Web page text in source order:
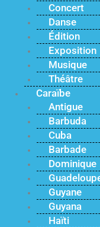
Concert
Danse
Édition
Exposition
Musique
Théâtre
Caraïbe
Antigue
Barbuda
Cuba
Barbade
Dominique
Guyane
Guyana
Haïti